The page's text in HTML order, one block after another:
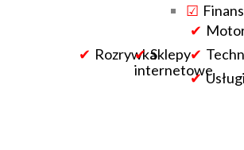
RozrywkaSklepy
internetoweUsługi